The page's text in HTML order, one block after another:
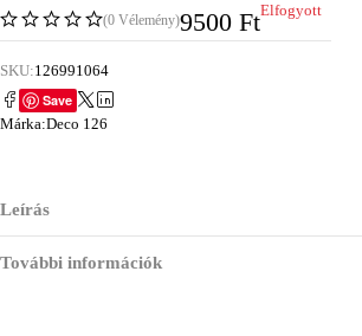
(0 Vélemény)9500 FtElfogyott
SKU:126991064
Save
Márka:Deco 126
Leírás
További információk